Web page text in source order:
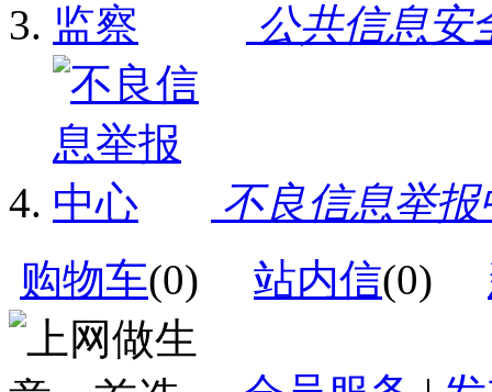
公共信息安
不良信息举报
购物车(0) 站内信(0)